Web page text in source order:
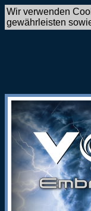
Wir verwenden
gewährleisten